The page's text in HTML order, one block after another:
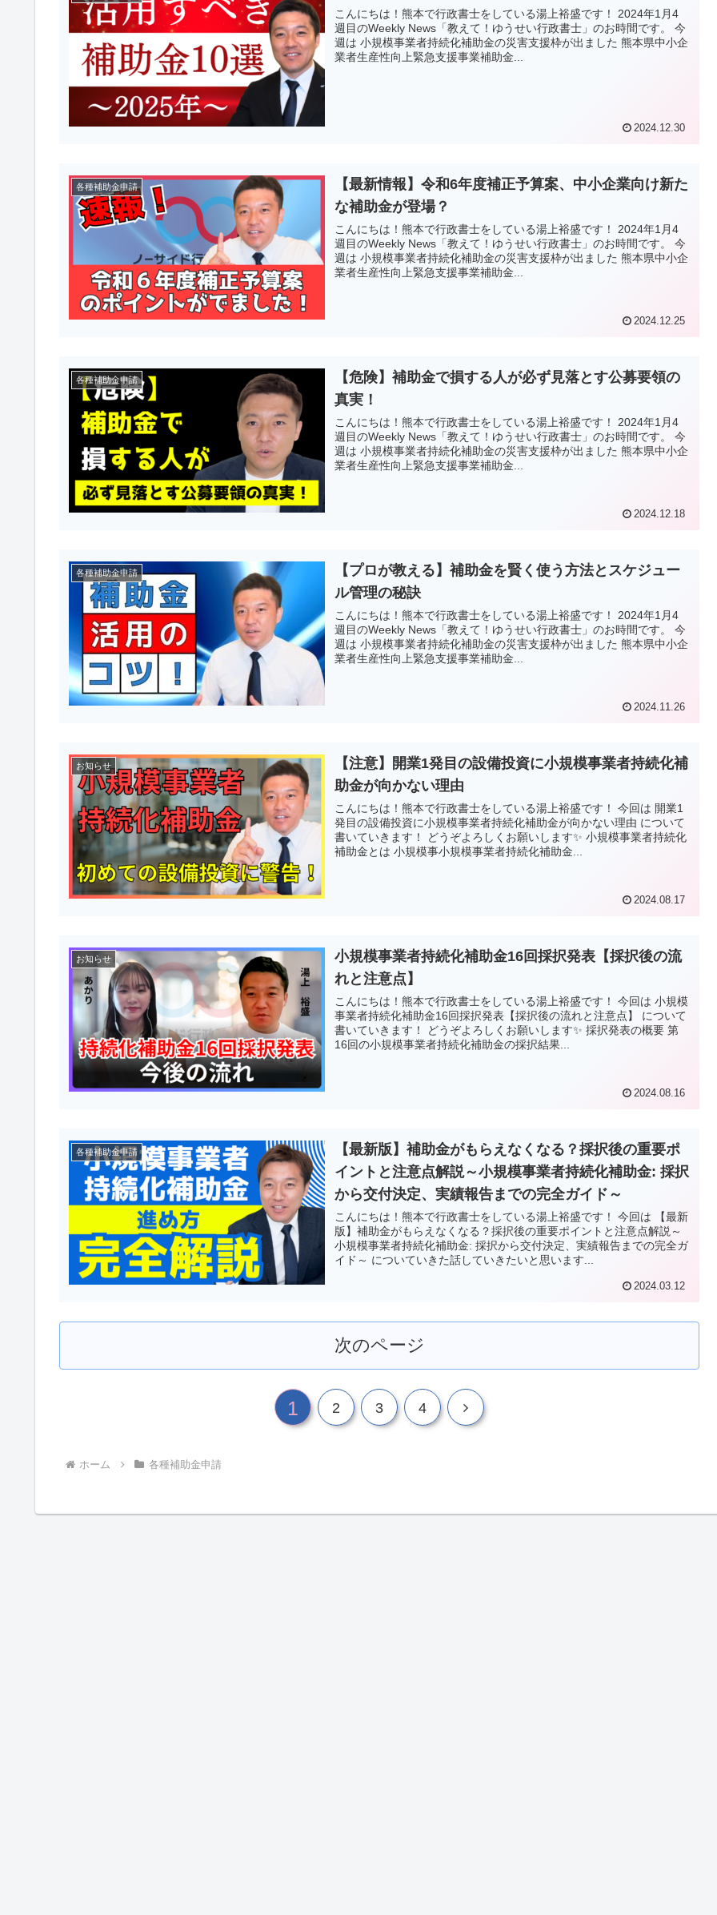
こんにちは！熊本で行政書士をしている湯上裕盛です！ 2024年1月4
週目のWeekly News「教えて！ゆうせい行政書士」のお時間です。 今
週は 小規模事業者持続化補助金の災害支援枠が出ました 熊本県中小企
業者生産性向上緊急支援事業補助金...
2024.12.30
各種補助金申請
【最新情報】令和6年度補正予算案、中小企業向け新た
な補助金が登場？
こんにちは！熊本で行政書士をしている湯上裕盛です！ 2024年1月4
週目のWeekly News「教えて！ゆうせい行政書士」のお時間です。 今
週は 小規模事業者持続化補助金の災害支援枠が出ました 熊本県中小企
業者生産性向上緊急支援事業補助金...
2024.12.25
各種補助金申請
【危険】補助金で損する人が必ず見落とす公募要領の
真実！
こんにちは！熊本で行政書士をしている湯上裕盛です！ 2024年1月4
週目のWeekly News「教えて！ゆうせい行政書士」のお時間です。 今
週は 小規模事業者持続化補助金の災害支援枠が出ました 熊本県中小企
業者生産性向上緊急支援事業補助金...
2024.12.18
各種補助金申請
【プロが教える】補助金を賢く使う方法とスケジュー
ル管理の秘訣
こんにちは！熊本で行政書士をしている湯上裕盛です！ 2024年1月4
週目のWeekly News「教えて！ゆうせい行政書士」のお時間です。 今
週は 小規模事業者持続化補助金の災害支援枠が出ました 熊本県中小企
業者生産性向上緊急支援事業補助金...
2024.11.26
お知らせ
【注意】開業1発目の設備投資に小規模事業者持続化補
助金が向かない理由
こんにちは！熊本で行政書士をしている湯上裕盛です！ 今回は 開業1
発目の設備投資に小規模事業者持続化補助金が向かない理由 について
書いていきます！ どうぞよろしくお願いします✨ 小規模事業者持続化
補助金とは 小規模事小規模事業者持続化補助金...
2024.08.17
お知らせ
小規模事業者持続化補助金16回採択発表【採択後の流
れと注意点】
こんにちは！熊本で行政書士をしている湯上裕盛です！ 今回は 小規模
事業者持続化補助金16回採択発表【採択後の流れと注意点】 について
書いていきます！ どうぞよろしくお願いします✨ 採択発表の概要 第
16回の小規模事業者持続化補助金の採択結果...
2024.08.16
各種補助金申請
【最新版】補助金がもらえなくなる？採択後の重要ポ
イントと注意点解説～小規模事業者持続化補助金: 採択
から交付決定、実績報告までの完全ガイド～
こんにちは！熊本で行政書士をしている湯上裕盛です！ 今回は 【最新
版】補助金がもらえなくなる？採択後の重要ポイントと注意点解説～
小規模事業者持続化補助金: 採択から交付決定、実績報告までの完全ガ
イド～ についていきた話していきたいと思います...
2024.03.12
次のページ
1 2 3 4 次
ホーム 各種補助金申請